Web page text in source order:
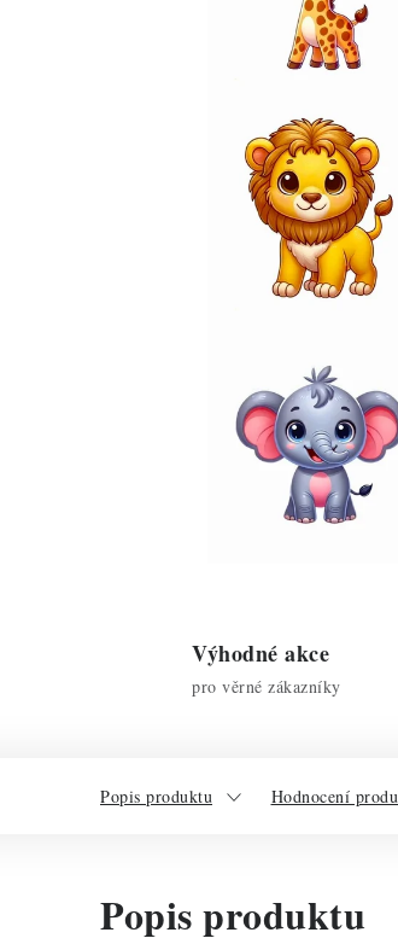
Výhodné akce
pro věrné zákazníky
Popis produktu Hodnocení
Popis produktu